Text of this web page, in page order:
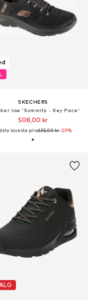
SKECHERS
low 'Summits - Key Pace'
508,00 kr
laveste pris:635,00 kr-20%